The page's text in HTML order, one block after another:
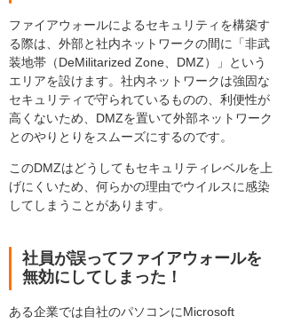
ファイアウォールによるセキュリティを構築す
る際は、外部と社内ネットワークの間に「非武
装地帯（DeMilitarized Zone、DMZ）」という
エリアを設けます。社内ネットワークは強固な
セキュリティで守られているものの、利便性が
高くないため、DMZを置いて外部ネットワーク
とのやりとりをスムーズにするのです。
このDMZはどうしてもセキュリティレベルを上
げにくいため、何らかの理由でウイルスに感染
してしまうことがあります。
社員が誤ってファイアウォールを
無効にしてしまった！
ある企業では自社のパソコンにMicrosoft